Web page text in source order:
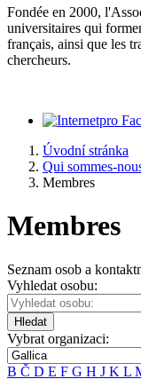
Fondée en 2000,
universitaires qui
français, ainsi que les
chercheurs.
Úvodní stránka
Qui sommes-
Membres
Membres
Seznam osob a
Vyhledat osobu:
Hledat
Vybrat organizaci:
B Č D E F G H J K L